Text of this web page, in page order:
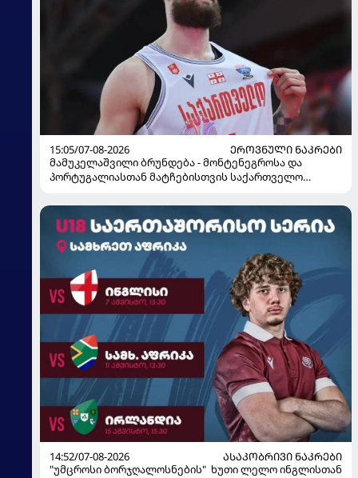
15:05/07-08-2026
ᲔᲠᲝᲕᲜᲣᲚᲘ ᲜᲐᲙᲠᲔᲑᲘ
მამუკელაშვილი ბრუნდება - მონტენეგროსა და
პორტუგალიასთან მატჩებისთვის საქართველო
14:52/07-08-2026
ᲐᲡᲐᲙᲝᲑᲠᲘᲕᲘ ᲜᲐᲙᲠᲔᲑᲘ
"უმცროსი ბორჯღალოსნების" ხუთი ლელო ინგლისთან